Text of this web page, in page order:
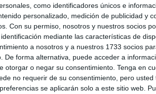
como identificadores únicos e
personalizado, medición de publicidad y
Con su permiso, nosotros y nuestros socios
mediante las características de
a nosotros y a nuestros 1733 socios
De forma alternativa, puede acceder a
otorgar o negar su consentimiento. Tenga en
no requerir de su consentimiento, pero
se aplicarán solo a este sitio web.
una propuesta que se hace en una
los años me tienen trastornado.
civiles comienzan a movilizarse para
aparece la reclamación de profesión